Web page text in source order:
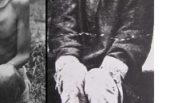
DESAFIAR0N A
CON TOD0 EN UNA
TEMBLAR A LA